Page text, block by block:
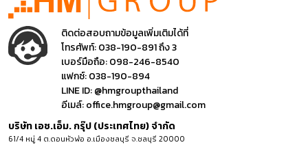
ติดต่อสอบถามข้อมูลเพิ่มเติมได้ที่
โทรศัพท์:038-190-891 ถึง 3
เบอร์มือถือ:098-246-8540
แฟกซ์:038-190-894
LINE ID:@hmgroupthailand
อีเมล์:office.hmgroup@gmail.com
บริษัท เอช.เอ็ม. กรุ๊ป (ประเทศไทย) จำกัด
61/4 หมู่ 4 ต.ดอนหัวฬ่อ อ.เมืองชลบุรี จ.ชลบุรี 20000